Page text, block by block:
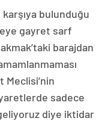
bulunduğu
gayret sarf
barajdan
sadece
diye iktidar